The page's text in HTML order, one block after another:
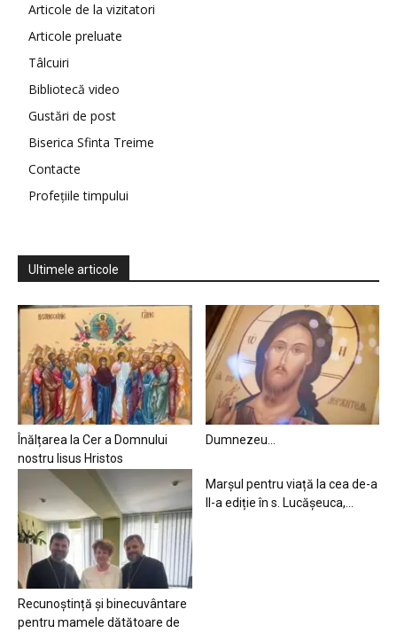
Articole de la vizitatori
Articole preluate
Tâlcuiri
Bibliotecă video
Gustări de post
Biserica Sfinta Treime
Contacte
Profețiile timpului
Ultimele articole
Înălțarea la Cer a Domnului
nostru Iisus Hristos
Dumnezeu…
Recunoștință și binecuvântare
pentru mamele dătătoare de
Marșul pentru viață la cea de-a
II-a ediție în s. Lucășeuca,...